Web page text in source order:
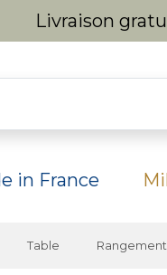
Livraison
in France
Table Rangement